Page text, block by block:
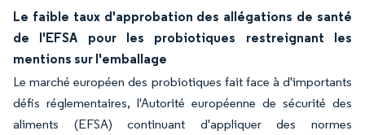
Le faible taux d'approbation des allégations de santé
de l'EFSA pour les probiotiques restreignant les
mentions sur l'emballage
Le marché européen des probiotiques fait face à d'importants
défis réglementaires, l'Autorité européenne de sécurité des
aliments (EFSA) continuant d'appliquer des normes